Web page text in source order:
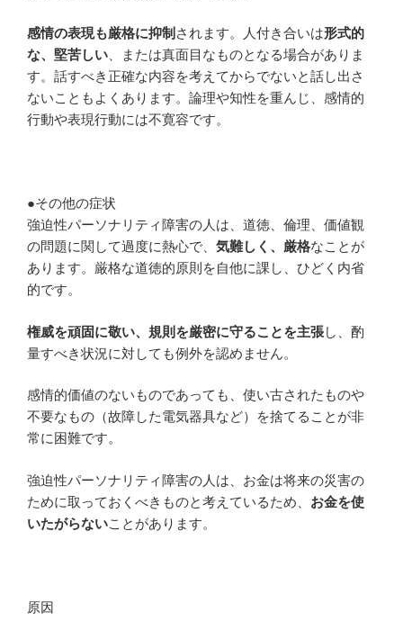
感情の表現も厳格に抑制 されます。人付き合いは形式的
な、堅苦しい 、または真面目なものとなる場合がありま
す。話すべき正確な内容を考えてからでないと話し出さ
ないこともよくあります。論理や知性を重んじ、感情的
行動や表現行動には不寛容です。
●その他の症状
強迫性パーソナリティ障害の人は、道徳、倫理、価値観
の問題に関して過度に熱心で、 気難しく、厳格なことが
あります。厳格な道徳的原則を自他に課し、ひどく内省
的です。
権威を頑固に敬い、規則を厳密に守ることを主張し、酌
量すべき状況に対しても例外を認めません。
感情的価値のないものであっても、使い古されたものや
不要なもの（故障した電気器具など）を捨てることが非
常に困難です。
強迫性パーソナリティ障害の人は、お金は将来の災害の
ために取っておくべきものと考えているため、 お金を使
いたがらないことがあります。
原因